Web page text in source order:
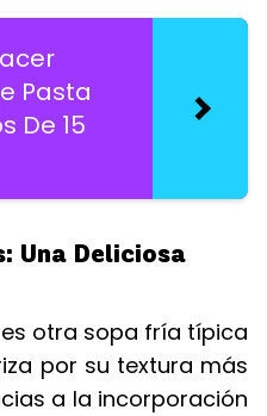
Pasta
De 15
Una Deliciosa
otra sopa fría típica
por su textura más
a la incorporación